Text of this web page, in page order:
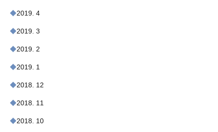
2019. 4
2019. 3
2019. 2
2019. 1
2018. 12
2018. 11
2018. 10